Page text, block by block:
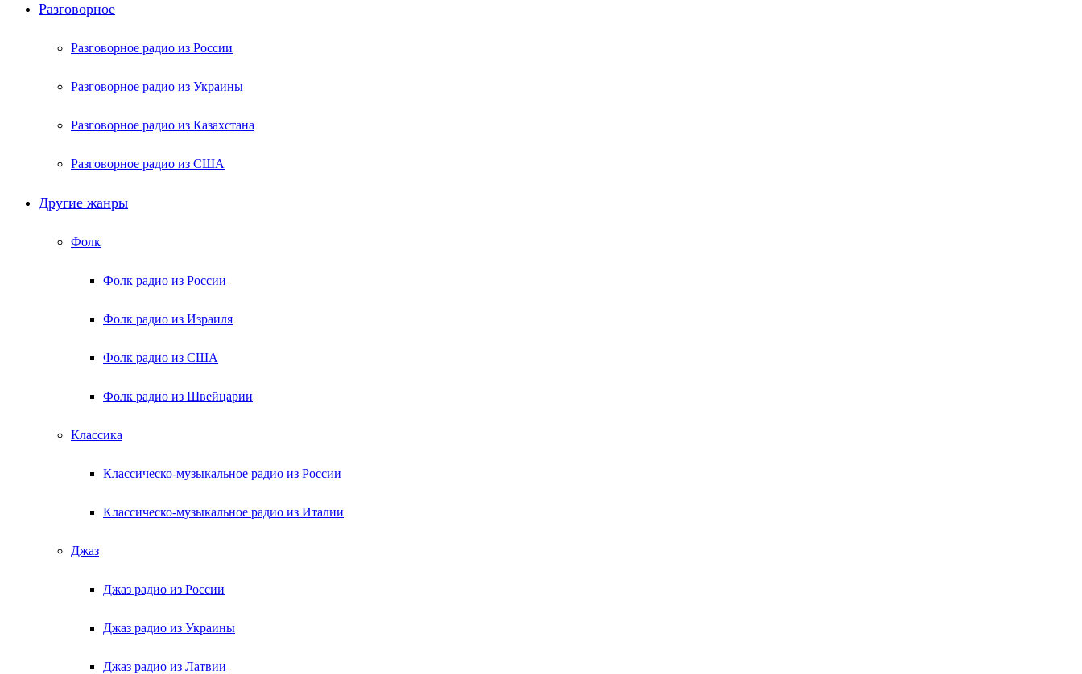
Разговорное
Разговорное радио из России
Разговорное радио из Украины
Разговорное радио из Казахстана
Разговорное радио из США
Другие жанры
Фолк
Фолк радио из России
Фолк радио из Израиля
Фолк радио из США
Фолк радио из Швейцарии
Классика
Классическо-музыкальное радио из России
Классическо-музыкальное радио из Италии
Джаз
Джаз радио из России
Джаз радио из Украины
Джаз радио из Латвии